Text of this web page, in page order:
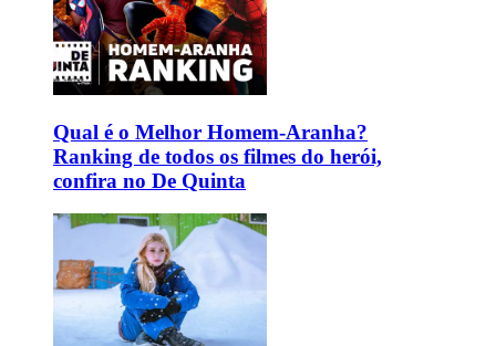
Qual é o Melhor Homem-Aranha?
Ranking de todos os filmes do herói,
confira no De Quinta